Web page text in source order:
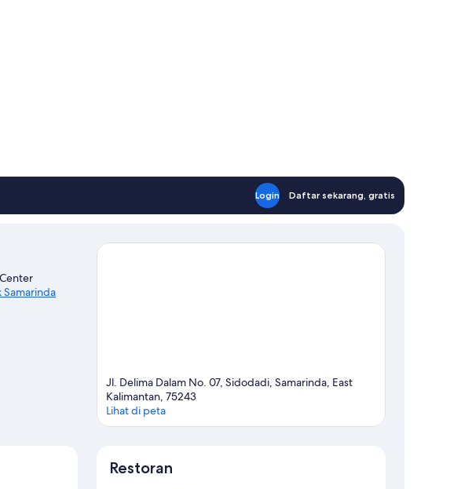
Login Daftar sekarang, gratis
Jl. Delima Dalam No. 07, Sidodadi, Samarinda, East
Kalimantan, 75243
Lihat di peta
Restoran